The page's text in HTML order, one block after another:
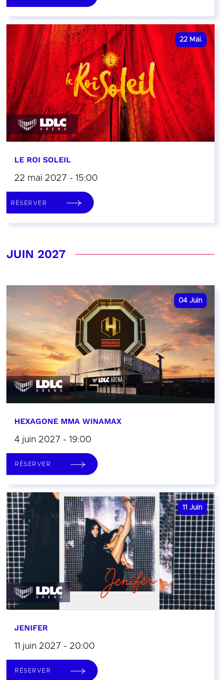
22 Mai.
LE ROI SOLEIL
22 mai 2027 - 15:00
RÉSERVER
JUIN 2027
04 Juin
HEXAGONE MMA WINAMAX
4 juin 2027 - 19:00
RÉSERVER
11 Juin
JENIFER
11 juin 2027 - 20:00
RÉSERVER